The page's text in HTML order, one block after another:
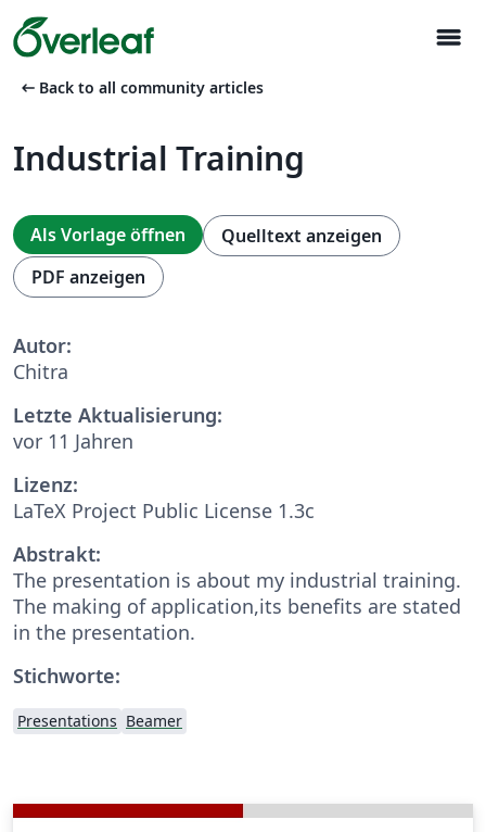
menu
arrow_left_alt Back to all community articles
Industrial Training
Als Vorlage öffnen
Quelltext anzeigen
PDF anzeigen
Autor:
Chitra
Letzte Aktualisierung:
vor 11 Jahren
Lizenz:
LaTeX Project Public License 1.3c
Abstrakt:
The presentation is about my industrial training.
The making of application,its benefits are stated
in the presentation.
Stichworte:
Presentations Beamer